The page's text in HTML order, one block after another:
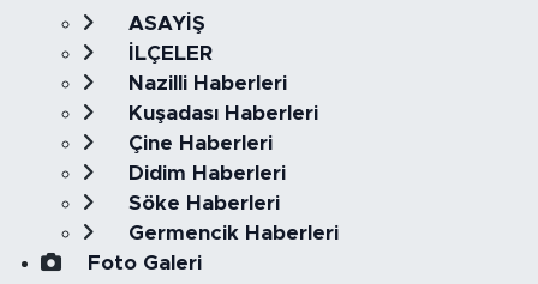
ASAYİŞ
İLÇELER
Nazilli Haberleri
Kuşadası Haberleri
Çine Haberleri
Didim Haberleri
Söke Haberleri
Germencik Haberleri
Foto Galeri